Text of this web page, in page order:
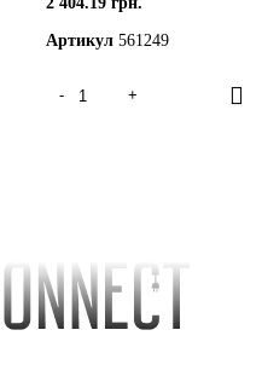
Артикул 561249